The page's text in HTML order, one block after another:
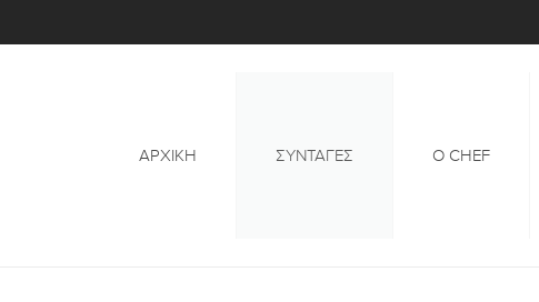
ΑΡΧΙΚΉ ΣΥΝΤΑΓΕΣ Ο CHEF